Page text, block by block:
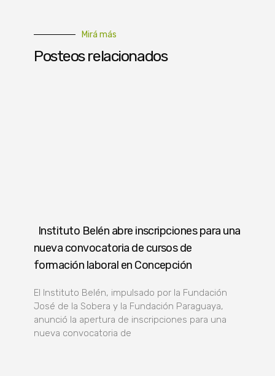
Mirá más
Posteos relacionados
Instituto Belén abre inscripciones para una
nueva convocatoria de cursos de
formación laboral en Concepción
El Instituto Belén, impulsado por la Fundación
José de la Sobera y la Fundación Paraguaya,
anunció la apertura de inscripciones para una
nueva convocatoria de